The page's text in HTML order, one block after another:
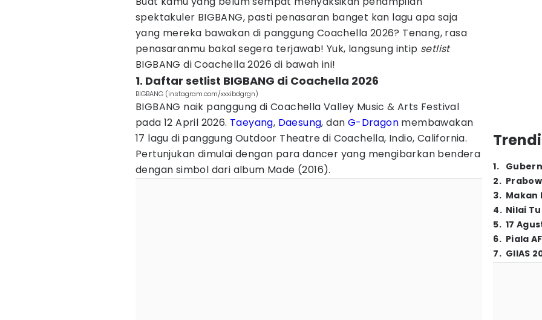
spektakuler BIGBANG, pasti penasaran banget kan lagu apa saja
yang mereka bawakan di panggung Coachella 2026? Tenang, rasa
penasaranmu bakal segera terjawab! Yuk, langsung intip setlist
BIGBANG di Coachella 2026 di bawah ini!
1. Daftar setlist BIGBANG di Coachella 2026
BIGBANG (instagram.com/xxxibdgrgn)
BIGBANG naik panggung di Coachella Valley Music & Arts Festival
pada 12 April 2026. Taeyang, Daesung, dan G-Dragon membawakan
17 lagu di panggung Outdoor Theatre di Coachella, Indio, California.
Pertunjukan dimulai dengan para dancer yang mengibarkan bendera
dengan simbol dari album Made (2016).
1.
2.
3. Makan
4. Nilai
5. 17
6. Piala
7. GIIAS